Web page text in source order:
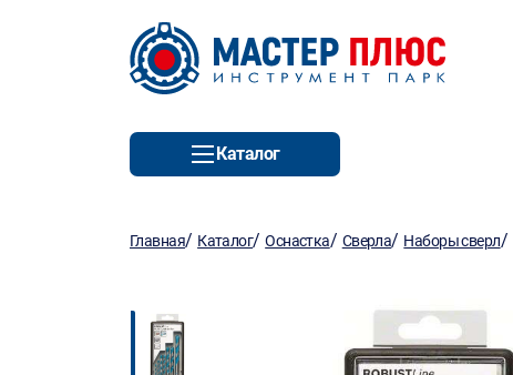
Каталог
Главная/ Каталог/Оснастка/ Сверла/ Наборы сверл/